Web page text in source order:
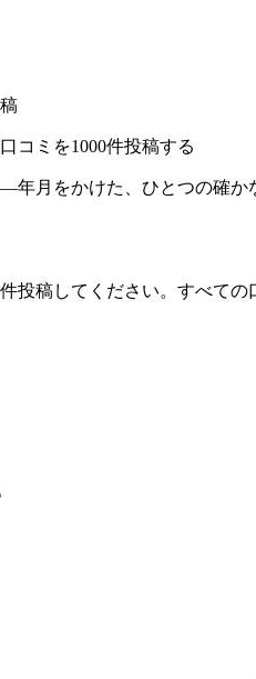
口コミを1000件投稿する
年月をかけた、ひとつの確か
投稿してください。すべての